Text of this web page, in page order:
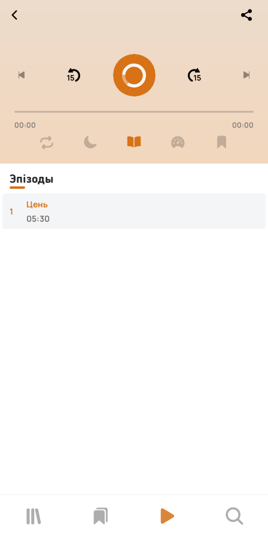
 
 
00:00 00:00
   
Эпізоды
1
Цень
05:30
  